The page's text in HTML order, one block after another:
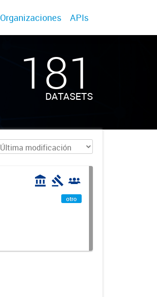
Organizaciones APIs
181
DATASETS
otro